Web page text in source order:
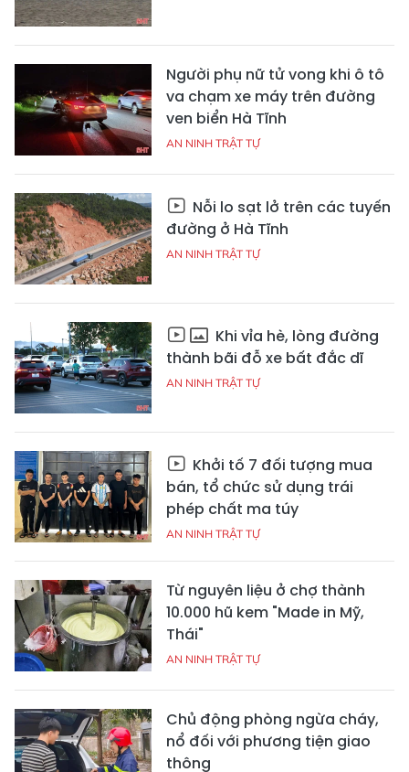
Người phụ nữ tử vong khi ô tô
va chạm xe máy trên đường
ven biển Hà Tĩnh
AN NINH TRẬT TỰ
Nỗi lo sạt lở trên các tuyến
đường ở Hà Tĩnh
AN NINH TRẬT TỰ
Khi vỉa hè, lòng đường
thành bãi đỗ xe bất đắc dĩ
AN NINH TRẬT TỰ
Khởi tố 7 đối tượng mua
bán, tổ chức sử dụng trái
phép chất ma túy
AN NINH TRẬT TỰ
Từ nguyên liệu ở chợ thành
10.000 hũ kem "Made in Mỹ,
Thái"
AN NINH TRẬT TỰ
Chủ động phòng ngừa cháy,
nổ đối với phương tiện giao
thông